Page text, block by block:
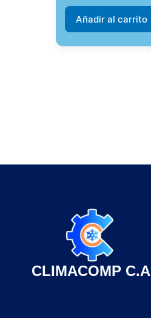
Añadir al carrito
CLIMACOMP C.A